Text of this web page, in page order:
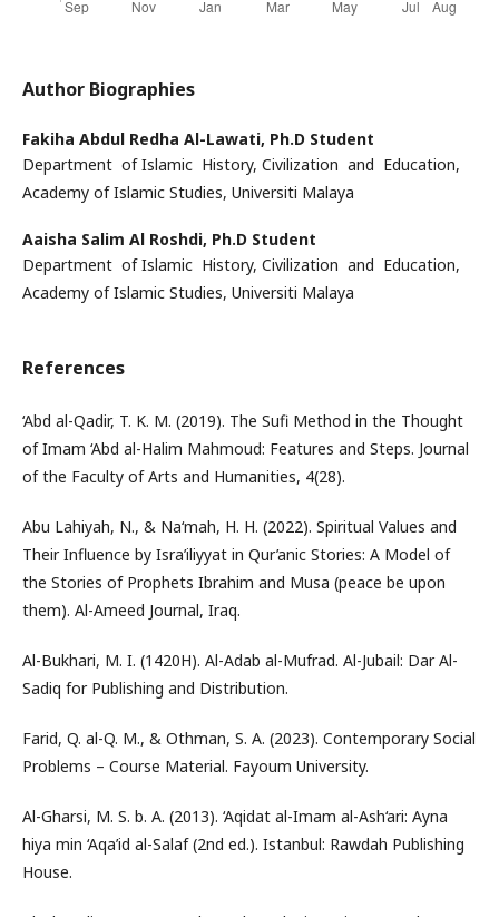
Author Biographies
Fakiha Abdul Redha Al-Lawati, Ph.D Student
Department of Islamic History, Civilization and Education,
Academy of Islamic Studies, Universiti Malaya
Aaisha Salim Al Roshdi, Ph.D Student
Department of Islamic History, Civilization and Education,
Academy of Islamic Studies, Universiti Malaya
References
‘Abd al-Qadir, T. K. M. (2019). The Sufi Method in the Thought
of Imam ‘Abd al-Halim Mahmoud: Features and Steps. Journal
of the Faculty of Arts and Humanities, 4(28).
Abu Lahiyah, N., & Na‘mah, H. H. (2022). Spiritual Values and
Their Influence by Isra’iliyyat in Qur’anic Stories: A Model of
the Stories of Prophets Ibrahim and Musa (peace be upon
them). Al-Ameed Journal, Iraq.
Al-Bukhari, M. I. (1420H). Al-Adab al-Mufrad. Al-Jubail: Dar Al-
Sadiq for Publishing and Distribution.
Farid, Q. al-Q. M., & Othman, S. A. (2023). Contemporary Social
Problems – Course Material. Fayoum University.
Al-Gharsi, M. S. b. A. (2013). ‘Aqidat al-Imam al-Ash‘ari: Ayna
hiya min ‘Aqa’id al-Salaf (2nd ed.). Istanbul: Rawdah Publishing
House.